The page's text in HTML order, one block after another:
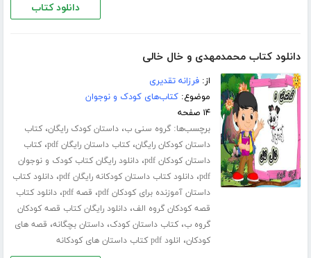
دانلود کتاب
دانلود کتاب محمدمهدی و خال خالی
از:فرزانه تقدیری
موضوع:کتاب‌های کودک و نوجوان
۱۴ صفحه
برچسب‌ها:گروه سنی ب،داستان کودک رایگان،کتاب
داستان کودکان رایگان،کتاب داستان رایگان pdf ،کتاب
داستان کودکان pdf
،دانلود رایگان کتاب کودک و نوجوان
pdf،دانلود کتاب داستان کودکانه رایگان pdf ،دانلود کتاب
داستان آموزنده برای کودکان pdf
، قصه pdf ،دانلود کتاب
قصه کودکان گروه الف،دانلود رایگان کتاب قصه کودکان
گروه ب،کتاب داستان کودک،داستان بچگانه، قصه های
کودکان، انلود pdf کتاب داستان های کودکانه